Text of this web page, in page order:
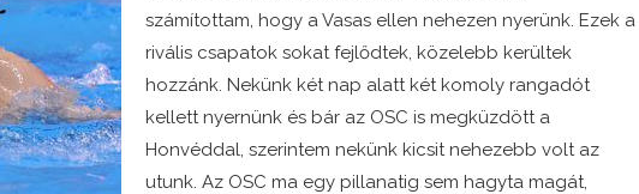
számítottam, hogy a Vasas ellen nehezen nyerünk. Ezek a
rivális csapatok sokat fejlődtek, közelebb kerültek
hozzánk. Nekünk két nap alatt két komoly rangadót
kellett nyernünk és bár az OSC is megküzdött a
Honvéddal, szerintem nekünk kicsit nehezebb volt az
utunk. Az OSC ma egy pillanatig sem hagyta magát,